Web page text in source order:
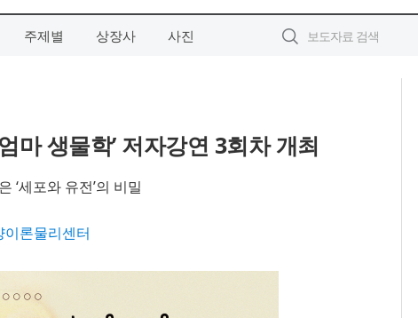
주제별 상장사 사진
마 생물학’ 저자강연 3회차 개최
‘세포와 유전’의 비밀
론물리센터